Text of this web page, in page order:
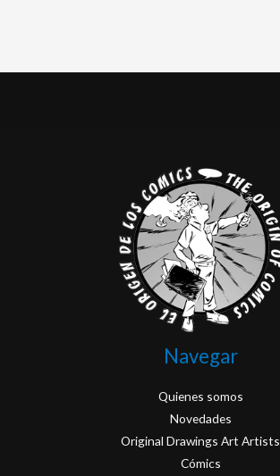
Navegar
Quienes somos
Novedades
Original Drawings Art Artists
Cómics